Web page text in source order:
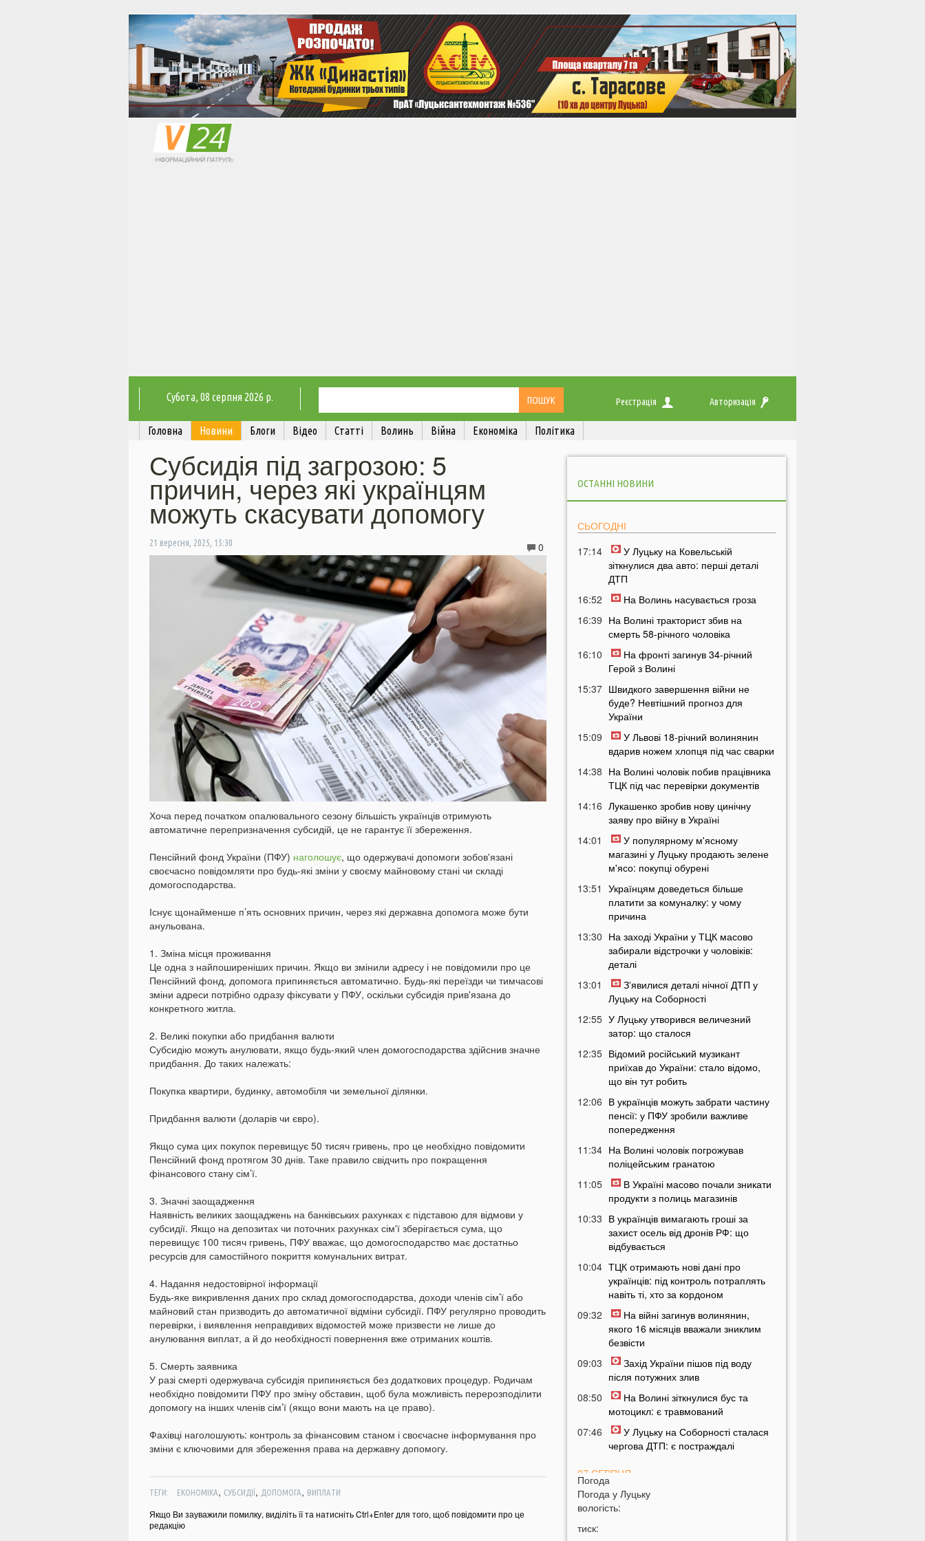
Субота, 08 серпня 2026 р. Реєстрація Авторизація
Головна Новини Блоги Відео Статті Волинь Війна Економіка Політика
Субсидія під загрозою: 5
причин, через які українцям
можуть скасувати допомогу
21 вересня, 2025, 15:30 0
Хоча перед початком опалювального сезону більшість українців отримують
автоматичне перепризначення субсидій, це не гарантує її збереження.
Пенсійний фонд України (ПФУ) наголошує, що одержувачі допомоги зобов'язані
своєчасно повідомляти про будь-які зміни у своєму майновому стані чи складі
домогосподарства.
Існує щонайменше п’ять основних причин, через які державна допомога може бути
анульована.
1. Зміна місця проживання
Це одна з найпоширеніших причин. Якщо ви змінили адресу і не повідомили про це
Пенсійний фонд, допомога припиняється автоматично. Будь-які переїзди чи тимчасові
зміни адреси потрібно одразу фіксувати у ПФУ, оскільки субсидія прив'язана до
конкретного житла.
2. Великі покупки або придбання валюти
Субсидію можуть анулювати, якщо будь-який член домогосподарства здійснив значне
придбання. До таких належать:
Покупка квартири, будинку, автомобіля чи земельної ділянки.
Придбання валюти (доларів чи євро).
Якщо сума цих покупок перевищує 50 тисяч гривень, про це необхідно повідомити
Пенсійний фонд протягом 30 днів. Таке правило свідчить про покращення
фінансового стану сім’ї.
3. Значні заощадження
Наявність великих заощаджень на банківських рахунках є підставою для відмови у
субсидії. Якщо на депозитах чи поточних рахунках сім'ї зберігається сума, що
перевищує 100 тисяч гривень, ПФУ вважає, що домогосподарство має достатньо
ресурсів для самостійного покриття комунальних витрат.
4. Надання недостовірної інформації
Будь-яке викривлення даних про склад домогосподарства, доходи членів сім’ї або
майновий стан призводить до автоматичної відміни субсидії. ПФУ регулярно проводить
перевірки, і виявлення неправдивих відомостей може призвести не лише до
анулювання виплат, а й до необхідності повернення вже отриманих коштів.
5. Смерть заявника
У разі смерті одержувача субсидія припиняється без додаткових процедур. Родичам
необхідно повідомити ПФУ про зміну обставин, щоб була можливість перерозподілити
допомогу на інших членів сім’ї (якщо вони мають на це право).
Фахівці наголошують: контроль за фінансовим станом і своєчасне інформування про
зміни є ключовими для збереження права на державну допомогу.
ТЕГИ: ЕКОНОМІКА, СУБСИДІЇ, ДОПОМОГА, ВИПЛАТИ
Якщо Ви зауважили помилку, виділіть її та натисніть Ctrl+Enter для того, щоб повідомити про це
редакцію
ОСТАННІ НОВИНИ
СЬОГОДНІ
17:14
У Луцьку на Ковельській
зіткнулися два авто: перші деталі
ДТП
16:52
На Волинь насувається гроза
16:39 На Волині тракторист збив на
смерть 58-річного чоловіка
16:10
На фронті загинув 34-річний
Герой з Волині
15:37 Швидкого завершення війни не
буде? Невтішний прогноз для
України
15:09
У Львові 18-річний волинянин
вдарив ножем хлопця під час сварки
14:38 На Волині чоловік побив працівника
ТЦК під час перевірки документів
14:16 Лукашенко зробив нову цинічну
заяву про війну в Україні
14:01
У популярному м'ясному
магазині у Луцьку продають зелене
м'ясо: покупці обурені
13:51
Українцям доведеться більше
платити за комуналку: у чому
причина
13:30 На заході України у ТЦК масово
забирали відстрочки у чоловіків:
деталі
13:01
Зʼявилися деталі нічної ДТП у
Луцьку на Соборності
12:55 У Луцьку утворився величезний
затор: що сталося
12:35 Відомий російський музикант
приїхав до України: стало відомо,
що він тут робить
12:06 В українців можуть забрати частину
пенсії: у ПФУ зробили важливе
попередження
11:34 На Волині чоловік погрожував
поліцейським гранатою
11:05
В Україні масово почали зникати
продукти з полиць магазинів
10:33 В українців вимагають гроші за
захист осель від дронів РФ: що
відбувається
10:04 ТЦК отримають нові дані про
українців: під контроль потраплять
навіть ті, хто за кордоном
09:32
На війні загинув волинянин,
якого 16 місяців вважали зниклим
безвісти
09:03
Захід України пішов під воду
після потужних злив
08:50
На Волині зіткнулися бус та
мотоцикл: є травмований
07:46
У Луцьку на Соборності сталася
чергова ДТП: є постраждалі
07 СЕРПНЯ
20:31 Від цих напоїв ви будете спати як
немовля
20:17
Погода
Погода у Луцьку
вологість:
тиск: